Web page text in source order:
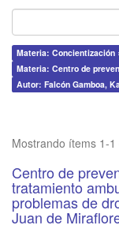
Materia: Concientización
Materia: Centro de
Autor: Falcón Gamboa,
Mostrando ítems 1-1
Centro de
tratamiento
problemas de
Juan de